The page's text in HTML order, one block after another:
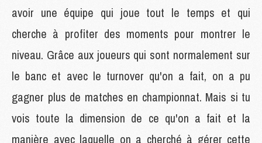
avoir une équipe qui joue tout le temps et qui
cherche à profiter des moments pour montrer le
niveau. Grâce aux joueurs qui sont normalement sur
le banc et avec le turnover qu'on a fait, on a pu
gagner plus de matches en championnat. Mais si tu
vois toute la dimension de ce qu'on a fait et la
manière avec laquelle on a cherché à gérer cette